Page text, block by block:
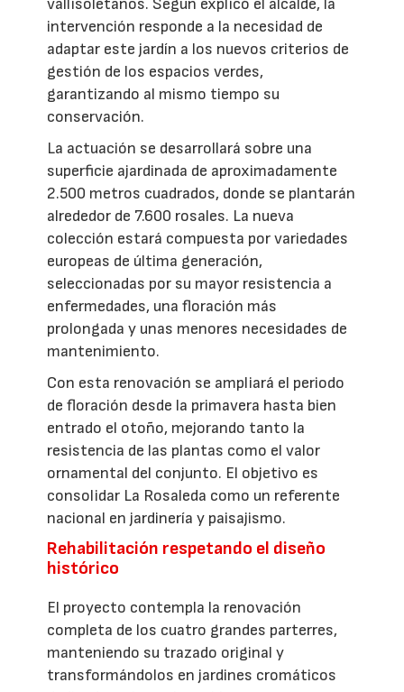
vallisoletanos. Según explicó el alcalde, la
intervención responde a la necesidad de
adaptar este jardín a los nuevos criterios de
gestión de los espacios verdes,
garantizando al mismo tiempo su
conservación.
La actuación se desarrollará sobre una
superficie ajardinada de aproximadamente
2.500 metros cuadrados, donde se plantarán
alrededor de 7.600 rosales. La nueva
colección estará compuesta por variedades
europeas de última generación,
seleccionadas por su mayor resistencia a
enfermedades, una floración más
prolongada y unas menores necesidades de
mantenimiento.
Con esta renovación se ampliará el periodo
de floración desde la primavera hasta bien
entrado el otoño, mejorando tanto la
resistencia de las plantas como el valor
ornamental del conjunto. El objetivo es
consolidar La Rosaleda como un referente
nacional en jardinería y paisajismo.
Rehabilitación respetando el diseño
histórico
El proyecto contempla la renovación
completa de los cuatro grandes parterres,
manteniendo su trazado original y
transformándolos en jardines cromáticos